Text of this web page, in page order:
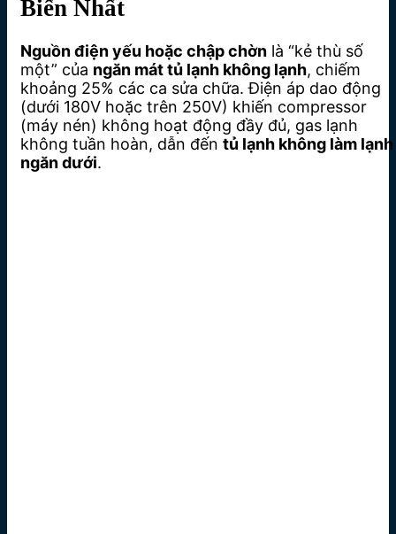
Biến Nhất
Nguồn điện yếu hoặc chập chờn là “kẻ thù số
một” của ngăn mát tủ lạnh không lạnh, chiếm
khoảng 25% các ca sửa chữa. Điện áp dao động
(dưới 180V hoặc trên 250V) khiến compressor
(máy nén) không hoạt động đầy đủ, gas lạnh
không tuần hoàn, dẫn đến tủ lạnh không làm lạnh
ngăn dưới.